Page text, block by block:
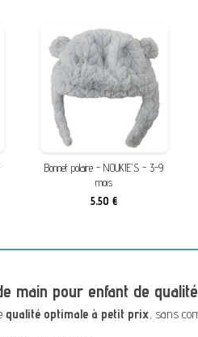
Bonnet polaire - NOUKIE'S - 3-9
mois
5,50 €
main pour enfant de qualité
qualité optimale à petit prix, sans